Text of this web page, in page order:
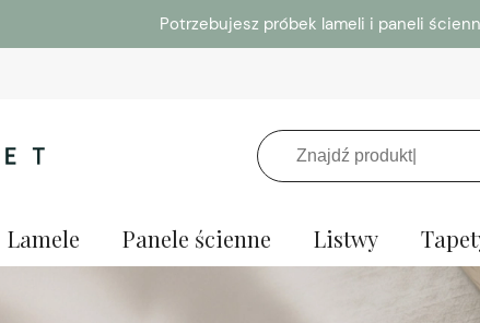
Potrzebujesz próbek lameli i paneli
Lamele Panele ścienne Listwy